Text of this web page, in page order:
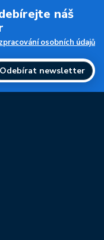
náš
osobních údajů
Odebírat newsletter